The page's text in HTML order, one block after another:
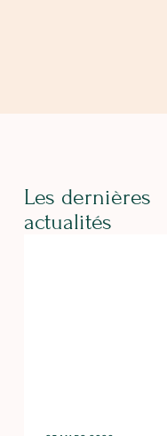
Les dernières
actualités